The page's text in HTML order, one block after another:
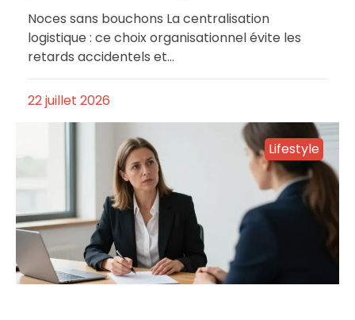
Noces sans bouchons La centralisation
logistique : ce choix organisationnel évite les
retards accidentels et…
22 juillet 2026
Lifestyle